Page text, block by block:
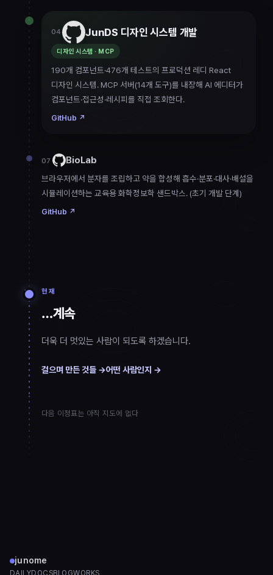
04 JunDS 디자인 시스템 개발
디자인 시스템 · MCP
190개 컴포넌트·476개 테스트의 프로덕션 레디 React
디자인 시스템. MCP 서버(14개 도구)를 내장해 AI 에디터가
컴포넌트·접근성·레시피를 직접 조회한다.
GitHub ↗
07 BioLab
브라우저에서 분자를 조립하고 약을 합성해 흡수·분포·대사·배설을
시뮬레이션하는 교육용 화학정보학 샌드박스. (초기 개발 단계)
GitHub ↗
현재
…계속
더욱 더 멋있는 사람이 되도록 하겠습니다.
걸으며 만든 것들 →어떤 사람인지 →
다음 이정표는 아직 지도에 없다
junome
DAILYDOCSBLOGWORKS